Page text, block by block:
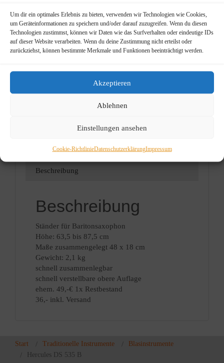
Um dir ein optimales Erlebnis zu bieten, verwenden wir Technologien wie Cookies,
um Geräteinformationen zu speichern und/oder darauf zuzugreifen. Wenn du diesen
Technologien zustimmst, können wir Daten wie das Surfverhalten oder eindeutige IDs
auf dieser Website verarbeiten. Wenn du deine Zustimmung nicht erteilst oder
zurückziehst, können bestimmte Merkmale und Funktionen beeinträchtigt werden.
Akzeptieren
Ablehnen
Einstellungen ansehen
Cookie-RichtlinieDatenschutzerklärungImpressum
Hercules
DS 535 B
Ursprünglicher
Preis
36,00€Aktueller
Preis
ist:
Kategorien:
Zubehör
Beschreibung
Beschreibung
Ständer für Baritonsaxophon
Höhe: 63,5 bis 87,5 cm
Maße zusammengelegt 48 x 18 cm
Gewicht: 2,1 kg
schnell zusammenlegbar
schnell verstellbare obere Auflage
ehem. 49,-€ 1x Restbestand
36,- inkl. Versand
Start Traditionelle Instrumente
Blasinstrumente
Hercules DS 535 B